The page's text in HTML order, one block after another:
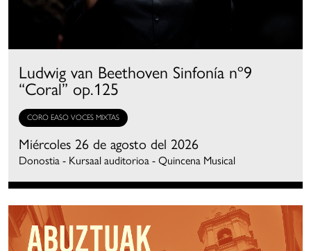
Ludwig van Beethoven Sinfonía nº9
“Coral” op.125
CORO EASO VOCES MIXTAS
Miércoles 26 de agosto del 2026
Donostia - Kursaal auditorioa - Quincena Musical